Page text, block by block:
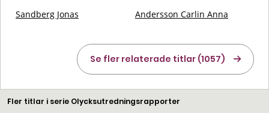
Sandberg Jonas Andersson Carlin Anna
Se fler relaterade titlar (1057)
Fler titlar i serie Olycksutredningsrapporter